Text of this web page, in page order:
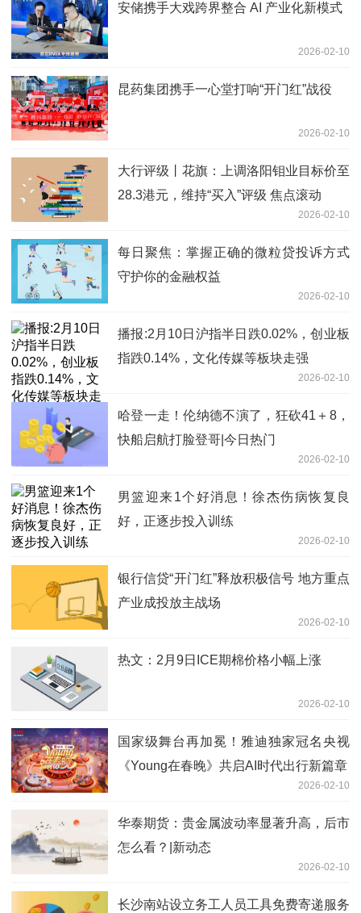
安储携手大戏跨界整合 AI 产业化新模式
2026-02-10
昆药集团携手一心堂打响“开门红”战役
2026-02-10
大行评级丨花旗：上调洛阳钼业目标价至
28.3港元，维持“买入”评级 焦点滚动
2026-02-10
每日聚焦：掌握正确的微粒贷投诉方式
守护你的金融权益
2026-02-10
播报:2月10日沪指半日跌0.02%，创业板
指跌0.14%，文化传媒等板块走强
2026-02-10
哈登一走！伦纳德不演了，狂砍41＋8，
快船启航打脸登哥|今日热门
2026-02-10
男篮迎来1个好消息！徐杰伤病恢复良
好，正逐步投入训练
2026-02-10
银行信贷“开门红”释放积极信号 地方重点
产业成投放主战场
2026-02-10
热文：2月9日ICE期棉价格小幅上涨
2026-02-10
国家级舞台再加冕！雅迪独家冠名央视
《Young在春晚》共启AI时代出行新篇章
2026-02-10
华泰期货：贵金属波动率显著升高，后市
怎么看？|新动态
2026-02-10
长沙南站设立务工人员工具免费寄递服务